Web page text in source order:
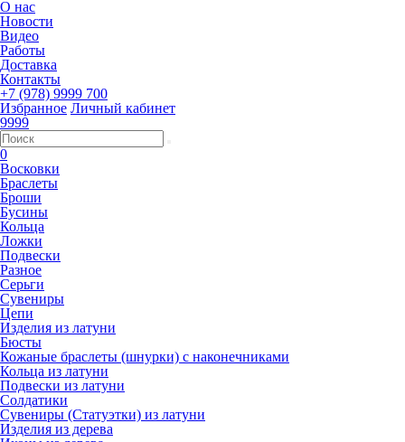
О нас
Новости
Видео
Работы
Доставка
Контакты
+7 (978) 9999 700
Избранное Личный кабинет
9999
0
Восковки
Браслеты
Броши
Бусины
Кольца
Ложки
Подвески
Разное
Серьги
Сувениры
Цепи
Изделия из латуни
Бюсты
Кожаные браслеты (шнурки) с наконечниками
Кольца из латуни
Подвески из латуни
Солдатики
Сувениры (Статуэтки) из латуни
Изделия из дерева